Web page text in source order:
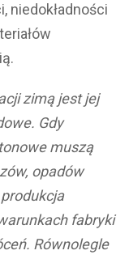
niedokładności
zimą jest jej
Gdy
muszą
opadów
fabryki
Równolegle